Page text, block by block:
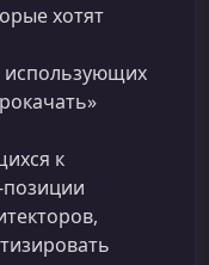
хотят
использующих
к